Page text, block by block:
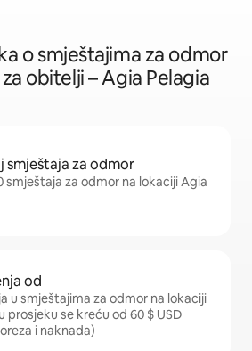
o smještajima za odmor
obitelji – Agia Pelagia
smještaja za odmor
smještaja za odmor na lokaciji Agia
od
u smještajima za odmor na lokaciji
prosjeku se kreću od 60 $ USD
i naknada)